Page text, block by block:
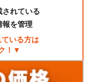
れている
報を管理
いる方は
！▼